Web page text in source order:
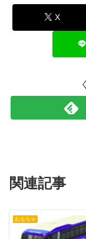
X
関連記事
おもちゃ